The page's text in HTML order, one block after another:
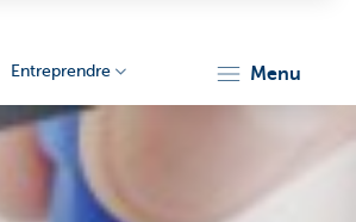
Entreprendre menu